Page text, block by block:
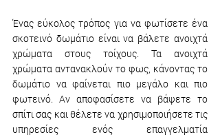
Ένας εύκολος τρόπος για να φωτίσετε ένα
σκοτεινό δωμάτιο είναι να βάλετε ανοιχτά
χρώματα στους τοίχους. Τα ανοιχτά
χρώματα αντανακλούν το φως, κάνοντας το
δωμάτιο να φαίνεται πιο μεγάλο και πιο
φωτεινό. Αν αποφασίσετε να βάψετε το
σπίτι σας και θέλετε να χρησιμοποιήσετε τις
υπηρεσίες ενός επαγγελματία